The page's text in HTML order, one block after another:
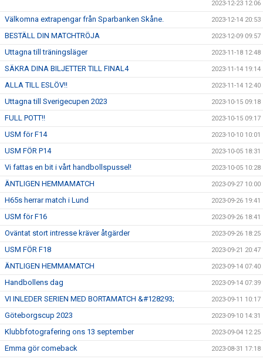
2023-12-23 12:06
Välkomna extrapengar från Sparbanken Skåne. 2023-12-14 20:53
BESTÄLL DIN MATCHTRÖJA 2023-12-09 09:57
Uttagna till träningsläger 2023-11-18 12:48
SÄKRA DINA BILJETTER TILL FINAL4 2023-11-14 19:14
ALLA TILL ESLÖV!! 2023-11-14 12:40
Uttagna till Sverigecupen 2023 2023-10-15 09:18
FULL POTT!! 2023-10-15 09:17
USM för F14 2023-10-10 10:01
USM FÖR P14 2023-10-05 18:31
Vi fattas en bit i vårt handbollspussel! 2023-10-05 10:28
ÄNTLIGEN HEMMAMATCH 2023-09-27 10:00
H65s herrar match i Lund 2023-09-26 19:41
USM för F16 2023-09-26 18:41
Oväntat stort intresse kräver åtgärder 2023-09-26 18:25
USM FÖR F18 2023-09-21 20:47
ÄNTLIGEN HEMMAMATCH 2023-09-14 07:40
Handbollens dag 2023-09-14 07:39
VI INLEDER SERIEN MED BORTAMATCH &#128293; 2023-09-11 10:17
Göteborgscup 2023 2023-09-10 14:31
Klubbfotografering ons 13 september 2023-09-04 12:25
Emma gör comeback 2023-08-31 17:18